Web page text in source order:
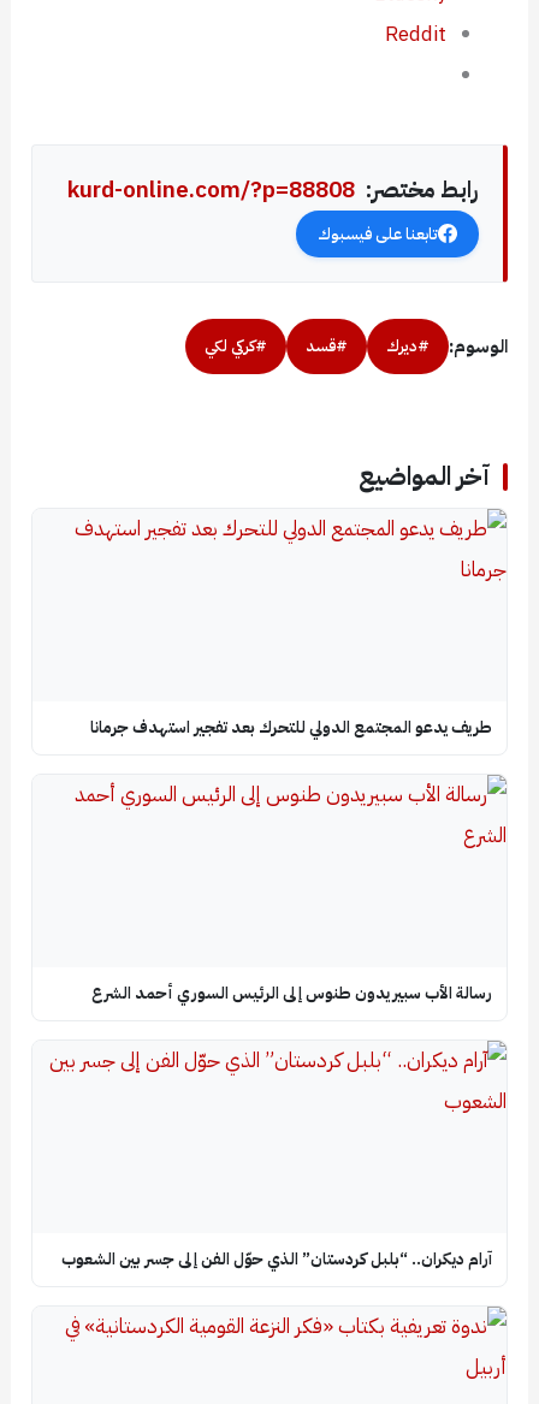
Reddit
رابط مختصر: kurd-online.com/?p=88808
تابعنا على فيسبوك
الوسوم: #ديرك #قسد #كركي لكي
آخر المواضيع
طريف يدعو المجتمع الدولي للتحرك بعد تفجير استهدف جرمانا
رسالة الأب سبيريدون طنوس إلى الرئيس السوري أحمد الشرع
آرام ديكران.. “بلبل كردستان” الذي حوّل الفن إلى جسر بين الشعوب